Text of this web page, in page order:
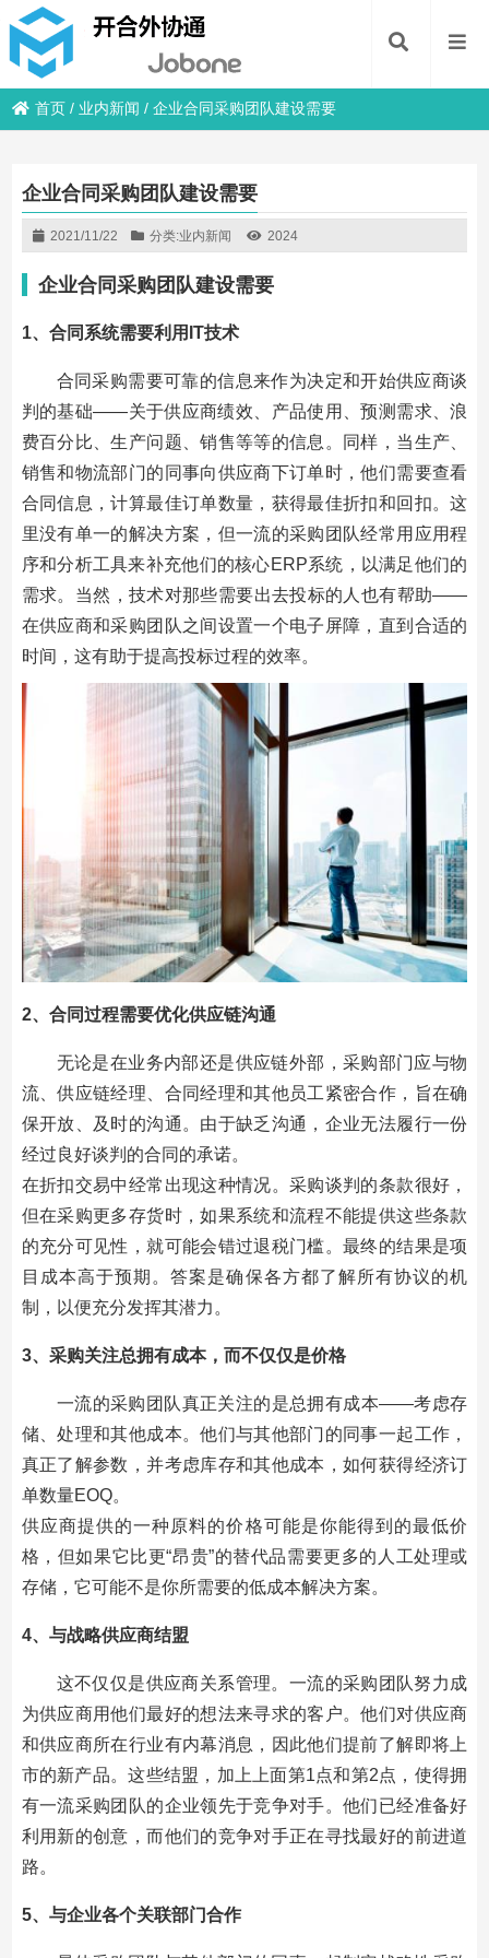
首页 / 业内新闻 /企业合同采购团队建设需要
企业合同采购团队建设需要
2021/11/22 分类:业内新闻 2024
企业合同采购团队建设需要
1、合同系统需要利用IT技术
合同采购需要可靠的信息来作为决定和开始供应商谈
判的基础——关于供应商绩效、产品使用、预测需求、浪
费百分比、生产问题、销售等等的信息。同样，当生产、
销售和物流部门的同事向供应商下订单时，他们需要查看
合同信息，计算最佳订单数量，获得最佳折扣和回扣。这
里没有单一的解决方案，但一流的采购团队经常用应用程
序和分析工具来补充他们的核心ERP系统，以满足他们的
需求。当然，技术对那些需要出去投标的人也有帮助——
在供应商和采购团队之间设置一个电子屏障，直到合适的
时间，这有助于提高投标过程的效率。
2、合同过程需要优化供应链沟通
无论是在业务内部还是供应链外部，采购部门应与物
流、供应链经理、合同经理和其他员工紧密合作，旨在确
保开放、及时的沟通。由于缺乏沟通，企业无法履行一份
经过良好谈判的合同的承诺。
在折扣交易中经常出现这种情况。采购谈判的条款很好，
但在采购更多存货时，如果系统和流程不能提供这些条款
的充分可见性，就可能会错过退税门槛。最终的结果是项
目成本高于预期。答案是确保各方都了解所有协议的机
制，以便充分发挥其潜力。
3、采购关注总拥有成本，而不仅仅是价格
一流的采购团队真正关注的是总拥有成本——考虑存
储、处理和其他成本。他们与其他部门的同事一起工作，
真正了解参数，并考虑库存和其他成本，如何获得经济订
单数量EOQ。
供应商提供的一种原料的价格可能是你能得到的最低价
格，但如果它比更“昂贵”的替代品需要更多的人工处理或
存储，它可能不是你所需要的低成本解决方案。
4、与战略供应商结盟
这不仅仅是供应商关系管理。一流的采购团队努力成
为供应商用他们最好的想法来寻求的客户。他们对供应商
和供应商所在行业有内幕消息，因此他们提前了解即将上
市的新产品。这些结盟，加上上面第1点和第2点，使得拥
有一流采购团队的企业领先于竞争对手。他们已经准备好
利用新的创意，而他们的竞争对手正在寻找最好的前进道
路。
5、与企业各个关联部门合作